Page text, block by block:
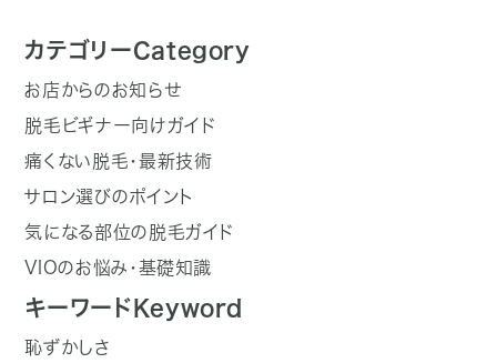
カテゴリーCategory
お店からのお知らせ
脱毛ビギナー向けガイド
痛くない脱毛・最新技術
サロン選びのポイント
気になる部位の脱毛ガイド
VIOのお悩み・基礎知識
キーワード Keyword
恥ずかしさ